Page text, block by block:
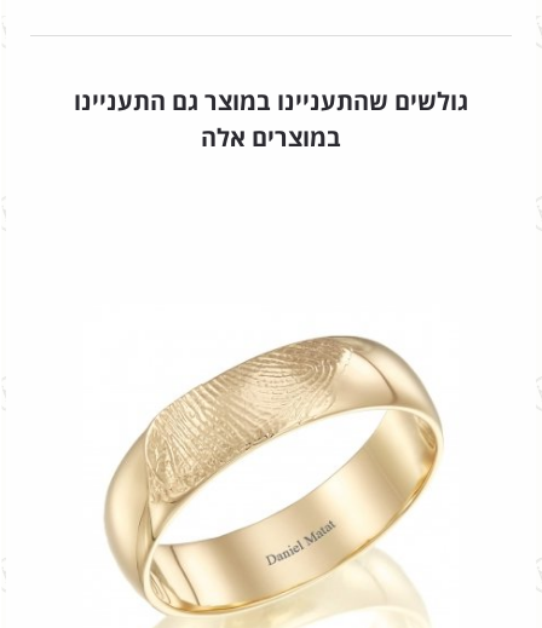
גולשים שהתעניינו במוצר גם התעניינו
במוצרים אלה